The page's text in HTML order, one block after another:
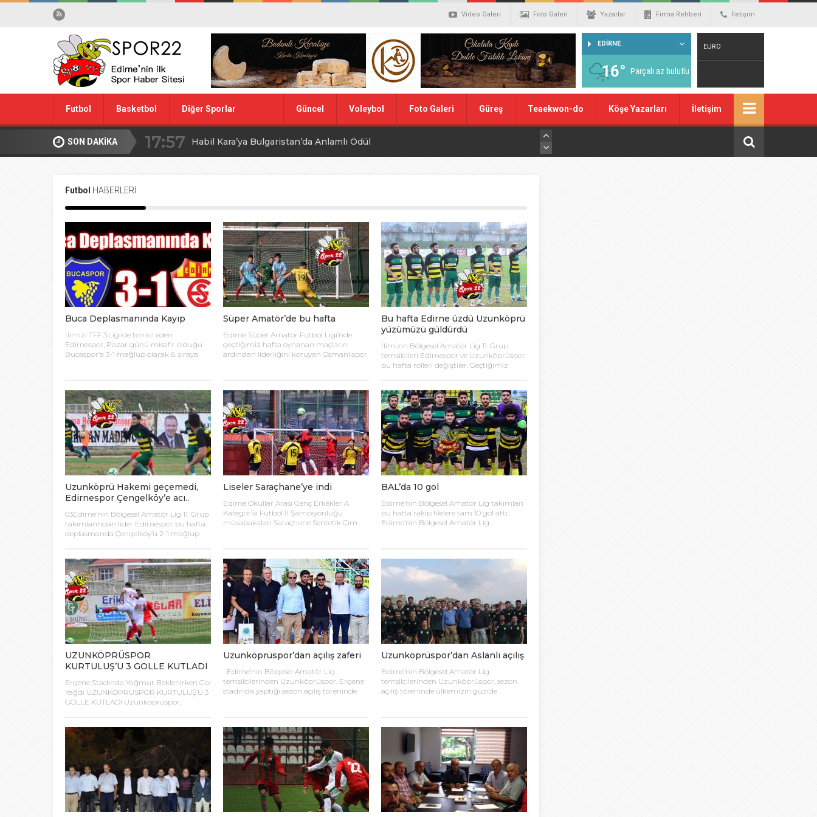
Video Galeri Foto Galeri Yazarlar Firma Rehberi İletişim
EDİRNE
16° Parçalı az bulutlu
EURO
: number_format() expects
parameter 1 to be double, string given
in/home/spor22c/public_html/wp-
Futbol Basketbol Diğer Sporlar Güncel Voleybol Foto Galeri Güreş Teaekwon-do Köşe Yazarları İletişim
SON DAKİKA 17:57 Habil Kara’ya Bulgaristan’da Anlamlı Ödül
20:00
09:30 MİLLİ TAKIM İÇİ İDDİALIYIZ
08:00 Ağa Adayının Acı Günü
20:00 ŞAHİ’DEN KADIN MİLLİ TAKIMINA TEŞEKKÜR
08:20 Buca Deplasmanında Kayıp
20:20 Namazı beklerken Hakk’a yürüdü
20:15
20:08 Takımını kuran gelsin
Futbol HABERLERİ
Buca Deplasmanında Kayıp
İlimizi TFF 3.Ligi’de temsil eden
Edirnespor, Pazar günü misafir olduğu
Bucaspor’a 3-1 mağlup olarak 6. sıraya
14. hafta müsabakası İzmir Buca İlçe
Stadyumu’nda oynandı. Takımlar sahaya
şu kadrolarla çıktılar: Bucaspor 1928: Ufuk
Er, Berke Bıyık, Osman Işıklı, […]
Süper Amatör’de bu hafta
Edirne Süper Amatör Futbol Ligi’nde
geçtiğimiz hafta oynanan maçların
ardından liderliğini koruyan Osmanlıspor,
Saraçhane Sentetik Çim Sahalarında
oynanan maçlarda Karlıovaspor
Kirişhane’yi 4-2, Osmanlıspor Çarşı’yı 5-2,
Tuncaspor Lalapaşa’yı 14-0 mağlup etti.
Uzunköprü Stadında Aşçıoğlu ve Yeni
İmaret arasında oynanan maçtan gol sesi
[…]
Bu hafta Edirne üzdü Uzunköprü
yüzümüzü güldürdü
İlimizin Bölgesel Amatör Lig 11. Grup
temsilcileri Edirnespor ve Uzunköprüspor
bu hafta rolleri değiştiler. Geçtiğimiz
yenilirken evinde Modafen’e yenilen
Uzunköprüspor bu hafta deplasmanda
Yeşilköy’ü yendi. LİDERLİK İSTANBUL’A
GEÇTİ Sezon başından beri BAL 11.
Grupta lider olarak göğsümüzü
kabartan Edirnespor, Kartal
deplasmanında liderliği bıraktı. Maçın ilk
15 […]
Uzunköprü Hakemi geçemedi,
Edirnespor Çengelköy’e acı..
03Edirne’nin Bölgesel Amatör Lig 11. Grup
takımlarından lider Edirnespor bu hafta
deplasmanda Çengelköy’ü 2-1 mağlup
maçta kendi sahasında Modafen’e 3-0
mağlup oldu. Edirnespor bu hafta
Çengelköyspor’a konuk oldu. Çengelköy
Çavuşbaşı Hanefi Dilbaş Stadı’nda
oynanan maçın 17’inci dakikasında
rakibiyle ikili mücadeleye sert giren
Sylla’nın kırmızı kart görmesiyle
temsilcimiz […]
Liseler Saraçhane’ye indi
Edirne Okullar Arası Genç Erkekler A
Kategorisi Futbol İl Şampiyonluğu
müsabakaları Saraçhane Sentetik Çim
Hizmetleri ve Spor İl Müdürlüğü ile İl Milli
Eğitim Müdürlüğü’nce ortaklaşa
düzenlenen Okullar Arası Genç Erkekler A
Kategorisi İl Şampiyonluğu grup
müsabakaları başladı. Toplam 5 grupta
17 okulun […]
BAL’da 10 gol
Edirne’nin Bölgesel Amatör Lig takımları
bu hafta rakip filelere tam 10 gol attı.
Edirne’nin Bölgesel Amatör Lig
Kurtuluş yıldönümü 18 Kasım’da ilçeye 3
gollü galibiyet yaşatan Uzunköprüspor
bu hafta deplasmanda Çanakkale
Dardanel’e konuk oldu. Nejat Öntaş’ın
yönetiminde üst üste başarılar alan
Uzunköprüspor, […]
UZUNKÖPRÜSPOR
KURTULUŞ’U 3 GOLLE KUTLADI
Ergene Stadında Yağmur Beklenirken Gol
Yağdı UZUNKÖPRÜSPOR KURTULUŞ’U 3
GOLLE KUTLADI Uzunköprüspor,
faturasını Kavaklıspor’a kesti.
Uzunköprü’nün Kurtuluş yıldönümü
olan 18 Kasım’a denk gelen maçta
bayram törenlerinin ardından tribünleri
dolduran Uzunköprülüler uzun
zamandır hasret kaldıkları bir futbola ve
galibiyete tanık oldular. 31. dakikada gol
perdesini 22 numaralı […]
Uzunköprüspor’dan açılış zaferi
Edirne’nin Bölgesel Amatör Lig
temsilcilerinden Uzunköprüspor, Ergene
stadında yaptığı sezon açılış töreninde
öncesi yeni bir yapılanmaya girerek
Teknik Yönetim ve Futbolcu kadrosunda
önemli değişiklikler yaptı. Bu
değişikliklerin sahaya nasıl yansıyacağını
merak eden taraftarlar, kulübün
düzenlediği açılış töreninin ardından
Ergene Stadında Galatasaray […]
Uzunköprüspor’dan Aslanlı açılış
Edirne’nin Bölgesel Amatör Lig
temsilcilerinden Uzunköprüspor, sezon
açılış töreninde ülkemizin güzide
liglerde temsil etmeye hak kazanmak için
terlerinin son damlasına kadar savaşacak
bir takıma sahip olduklarını söyleyen
kulüp başkanı Varol, sezon boyunca
yağmur çamur demeden kendilerini
destekleyecek taraftarlara da muhteşem
bir […]